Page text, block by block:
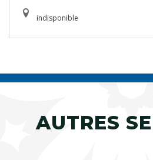
indisponible
AUTRES